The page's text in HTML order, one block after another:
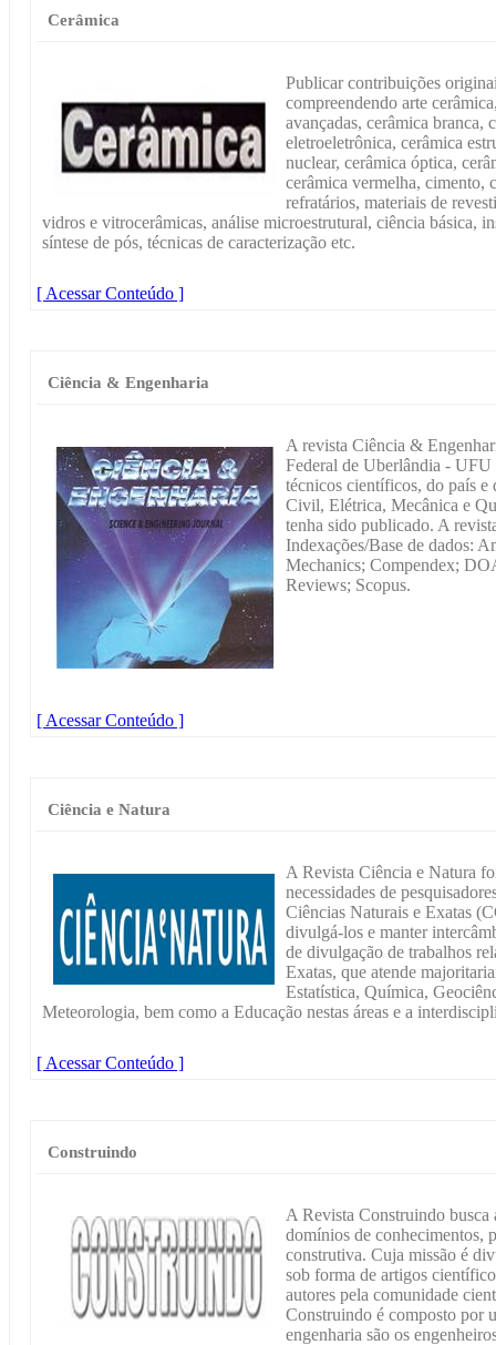
Cerâmica
Publicar contribuições
compreendendo arte
avançadas, cerâmica branca,
eletroeletrônica, cerâmica
nuclear, cerâmica óptica,
cerâmica vermelha, cimento,
refratários, materiais de
vidros e vitrocerâmicas, análise microestrutural, ciência básica,
síntese de pós, técnicas de caracterização etc.
[ Acessar Conteúdo ]
Ciência & Engenharia
A revista Ciência &
Federal de Uberlândia -
técnicos científicos, do país e
Civil, Elétrica, Mecânica e
tenha sido publicado. A
Indexações/Base de dados:
Mechanics; Compendex;
Reviews; Scopus.
[ Acessar Conteúdo ]
Ciência e Natura
A Revista Ciência e Natura
necessidades de
Ciências Naturais e Exatas
divulgá-los e manter
de divulgação de trabalhos
Exatas, que atende
Estatística, Química,
Meteorologia, bem como a Educação nestas áreas e a
[ Acessar Conteúdo ]
Construindo
A Revista Construindo busca
domínios de conhecimentos,
construtiva. Cuja missão é
sob forma de artigos
autores pela comunidade
Construindo é composto por
engenharia são os